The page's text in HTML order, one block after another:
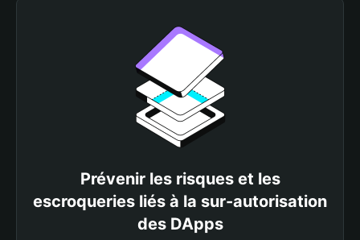
Prévenir les risques et les
escroqueries liés à la sur-autorisation
des DApps